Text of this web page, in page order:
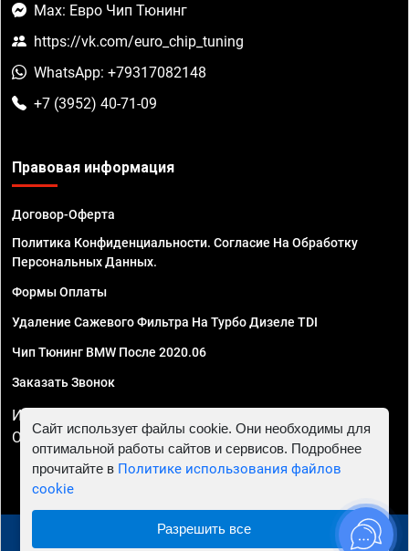
Max: Евро Чип Тюнинг
https://vk.com/euro_chip_tuning
WhatsApp: +79317082148
+7 (3952) 40-71-09
Правовая информация
Договор-Оферта
Политика Конфиденциальности. Согласие На Обработку
Персональных Данных.
Формы Оплаты
Удаление Сажевого Фильтра На Турбо Дизеле TDI
Чип Тюнинг BMW После 2020.06
Заказать Звонок
ИП Смирнов Георгий Павлович. ИНН 781302555843,
ОГРНИП 324470400032610
© 2010 - 2026 Чип тюнинг в Иркутске - Автосервис
Сайт использует файлы cookie. Они необходимы для
оптимальной работы сайтов и сервисов. Подробнее
прочитайте в Политике использования файлов
cookie
Разрешить все